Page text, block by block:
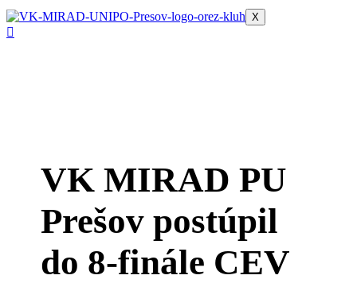
X
VK MIRAD PU
Prešov postúpil
do 8-finále CEV